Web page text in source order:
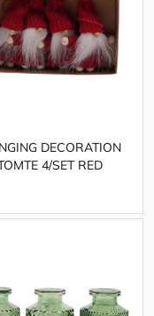
DECORATION
4/SET RED